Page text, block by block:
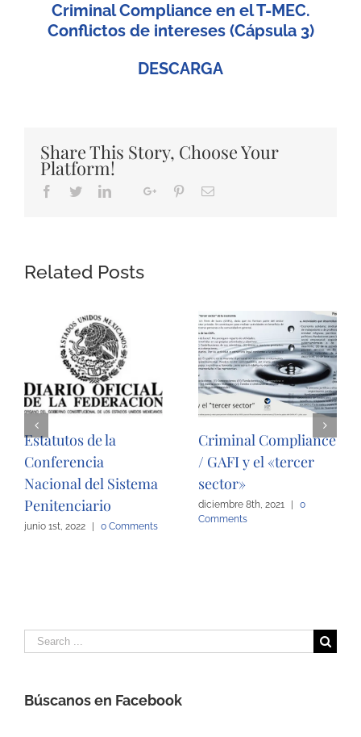
Criminal Compliance en el T-MEC.
Conflictos de intereses (Cápsula 3)
DESCARGA
Share This Story, Choose Your
Platform!
Facebook
TwitterLinkedInGoogle+PinterestEmail
Related Posts
Estatutos de la
Conferencia
Nacional del Sistema
Penitenciario
junio 1st, 2022 | 0 Comments
Criminal Compliance
/ GAFI y el «tercer
sector»
diciembre 8th, 2021 |
0
Comments
Search
for:
Búscanos en Facebook